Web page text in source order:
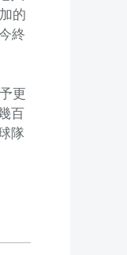
的
終
更
百
隊